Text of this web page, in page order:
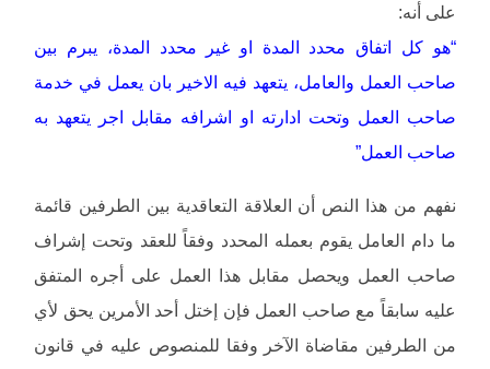
على أنه:
“هو كل اتفاق محدد المدة او غير محدد المدة، يبرم بين
صاحب العمل والعامل، يتعهد فيه الاخير بان يعمل في خدمة
صاحب العمل وتحت ادارته او اشرافه مقابل اجر يتعهد به
صاحب العمل”
نفهم من هذا النص أن العلاقة التعاقدية بين الطرفين قائمة
ما دام العامل يقوم بعمله المحدد وفقاً للعقد وتحت إشراف
صاحب العمل ويحصل مقابل هذا العمل على أجره المتفق
عليه سابقاً مع صاحب العمل فإن إختل أحد الأمرين يحق لأي
من الطرفين مقاضاة الآخر وفقا للمنصوص عليه في قانون